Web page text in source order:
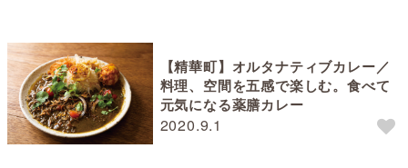
2020.9.1
【精華町】オルタナティブカレー／
料理、空間を五感で楽しむ。食べて
元気になる薬膳カレー